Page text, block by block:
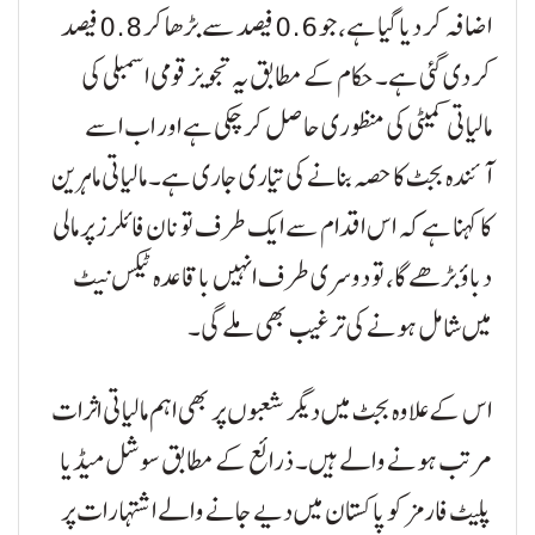
اضافہ کر دیا گیا ہے، جو 0.6 فیصد سے بڑھا کر 0.8 فیصد
کر دی گئی ہے۔ حکام کے مطابق یہ تجویز قومی اسمبلی کی
مالیاتی کمیٹی کی منظوری حاصل کر چکی ہے اور اب اسے
آئندہ بجٹ کا حصہ بنانے کی تیاری جاری ہے۔ مالیاتی ماہرین
کا کہنا ہے کہ اس اقدام سے ایک طرف تو نان فائلرز پر مالی
دباؤ بڑھے گا، تو دوسری طرف انہیں باقاعدہ ٹیکس نیٹ
میں شامل ہونے کی ترغیب بھی ملے گی۔
اس کے علاوہ بجٹ میں دیگر شعبوں پر بھی اہم مالیاتی اثرات
مرتب ہونے والے ہیں۔ ذرائع کے مطابق سوشل میڈیا
پلیٹ فارمز کو پاکستان میں دیے جانے والے اشتہارات پر